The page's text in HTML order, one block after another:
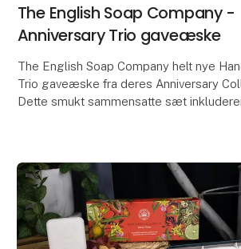
The English Soap Company -
Anniversary Trio gaveæske
The English Soap Company helt nye
Trio gaveæske fra deres Anniversary
Dette smukt sammensatte sæt